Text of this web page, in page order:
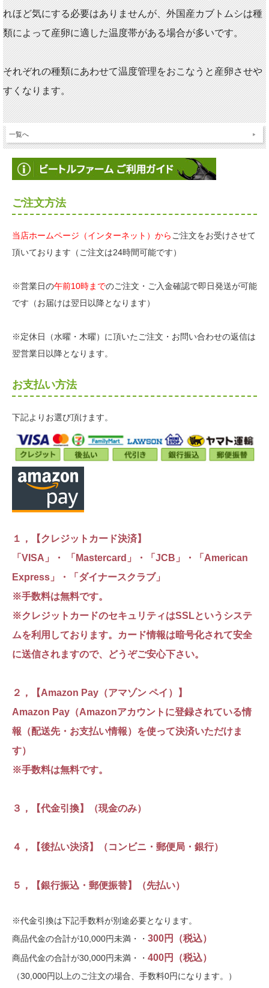
れほど気にする必要はありませんが、外国産カブトムシは種
類によって産卵に適した温度帯がある場合が多いです。
それぞれの種類にあわせて温度管理をおこなうと産卵させや
すくなります。
一覧へ
ご注文方法
当店ホームページ（インターネット）から ご注文をお受けさせて
頂いております（ご注文は24時間可能です）
※営業日の午前10時までのご注文・ご入金確認で即日発送が可能
です（お届けは翌日以降となります）
※定休日（水曜・木曜）に頂いたご注文・お問い合わせの返信は
翌営業日以降となります。
お支払い方法
下記よりお選び頂けます。
１，【クレジットカード決済】
「VISA」・ 「Mastercard」・「JCB」・「American
Express」・「ダイナースクラブ」
※手数料は無料です。
※クレジットカードのセキュリティはSSLというシステ
ムを利用しております。カード情報は暗号化されて安全
に送信されますので、どうぞご安心下さい。
２，【Amazon Pay（アマゾン ペイ）】
Amazon Pay（Amazonアカウントに登録されている情
報（配送先・お支払い情報）を使って決済いただけま
す）
※手数料は無料です。
３，【代金引換】（現金のみ）
４，【後払い決済】（コンビニ・郵便局・銀行）
５，【銀行振込・郵便振替】（先払い）
※代金引換は下記手数料が別途必要となります。
商品代金の合計が10,000円未満・・ 300円（税込）
商品代金の合計が30,000円未満・・ 400円（税込）
（30,000円以上のご注文の場合、手数料0円になります。）